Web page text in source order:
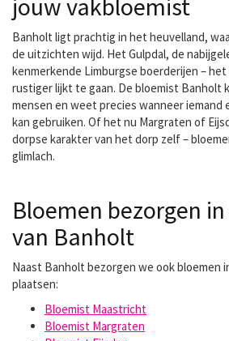
jouw vakbloemist
Banholt ligt prachtig in het heuvelland,
de uitzichten wijd. Het Gulpdal, de
kenmerkende Limburgse boerderijen –
rustiger lijkt te gaan. De bloemist Banholt
mensen en weet precies wanneer iemand
kan gebruiken. Of het nu Margraten of
dorpse karakter van het dorp zelf –
glimlach.
Bloemen bezorgen
van Banholt
Naast Banholt bezorgen we ook bloemen
plaatsen:
Bloemist Maastricht
Bloemist Margraten